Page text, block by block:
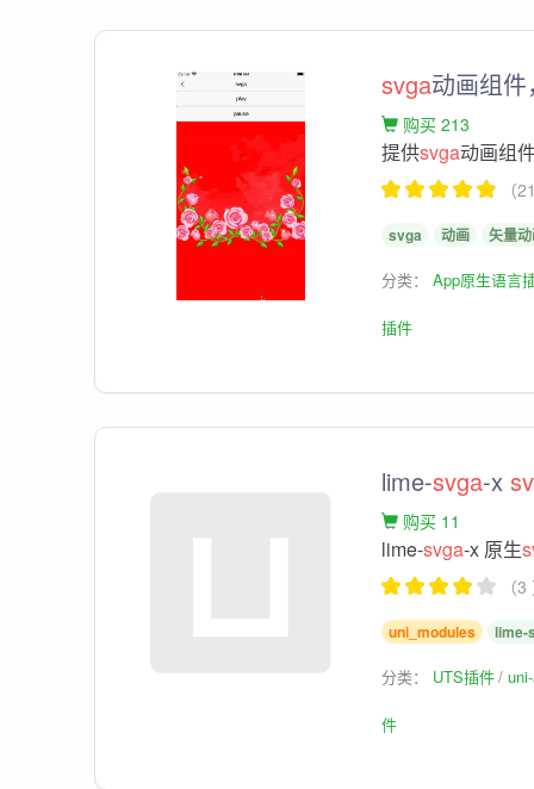
svga动画组
购买 213
提供svga动画组
（
svga 动画 矢量
分类：App原生语言
插件
lime-svga-x
购买 11
lime-svga-x 原生
（
uni_modules lime-
分类： UTS插件
件